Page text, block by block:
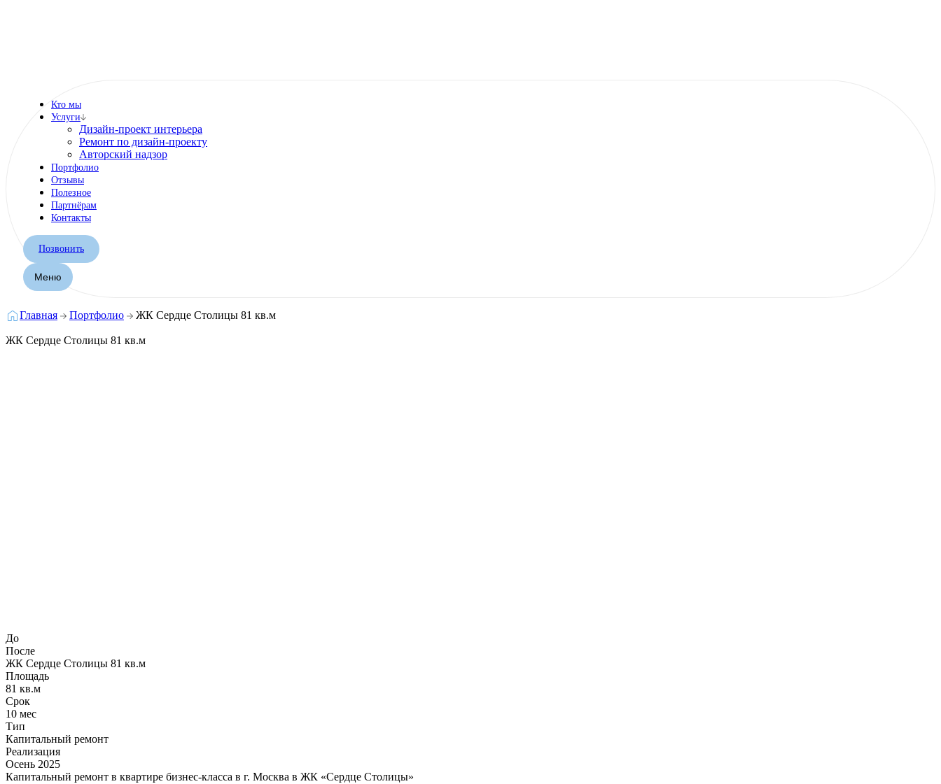
Кто мы
Услуги
Дизайн-проект интерьера
Ремонт по дизайн-проекту
Авторский надзор
Портфолио
Отзывы
Полезное
Партнёрам
Контакты
Позвонить
Меню
Главная Портфолио ЖК Сердце Столицы 81 кв.м
ЖК Сердце Столицы 81 кв.м
До
После
ЖК Сердце Столицы 81 кв.м
Площадь
81 кв.м
Срок
10 мес
Тип
Капитальный ремонт
Реализация
Осень 2025
Капитальный ремонт в квартире бизнес-класса в г. Москва в ЖК «Сердце Столицы»